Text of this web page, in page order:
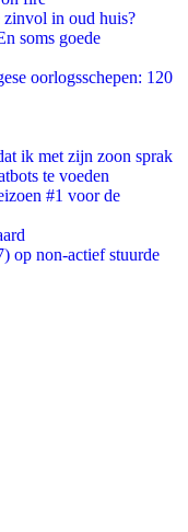
zinvol in oud huis?
soms goede
oorlogsschepen: 120
ik met zijn zoon sprak
te voeden
#1 voor de
op non-actief stuurde